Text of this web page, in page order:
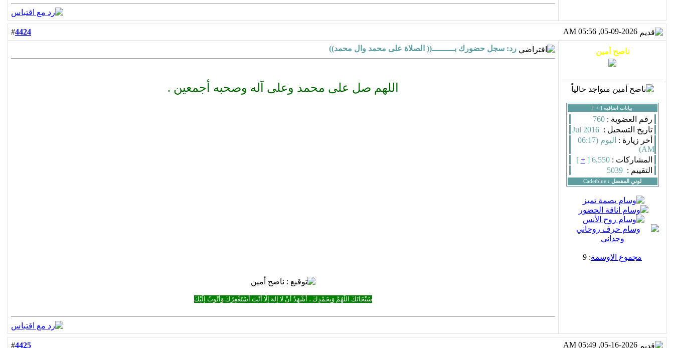
4424
بيانات اضافيه [ +
]
رقم العضوية : 760
تاريخ التسجيل :Jul 2016
أخر زيارة :
اليوم (06:17
AM)
المشاركات : 6,550 [
+
]
التقييم :5039
لوني المفضل : Cadetblue
مجموع الاوسمة: 9
رد: سجل حضورك بـــــــــ(( الصلاة على محمد وال محمد))
اللهم صل على محمد وعلى آله وصحبه أجمعين .
سُبْحَانَكَ اللَّهُمَّ وَبِحَمْدِكَ ، أَشْهَدُ أَنْ لا إِلهَ إِلَّا أَنْتَ أَسْتَغْفِرُكَ وَأَتْوبُ إِلَيْكَ
4425